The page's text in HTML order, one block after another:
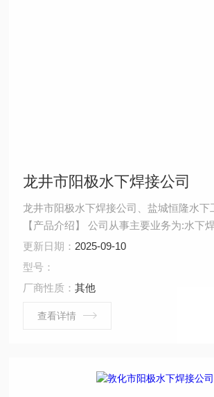
龙井市阳极水下焊接公司
龙井市阳极水下焊接公司、盐城恒隆水下
【产品介绍】 公司从事主要业务为:水下
捞、水下拆除、水下安装、水下堵漏、水
像、水下探摸、沉井施工、水下维修、水
更新日期： 2025-09-10
型号：
厂商性质：其他
查看详情